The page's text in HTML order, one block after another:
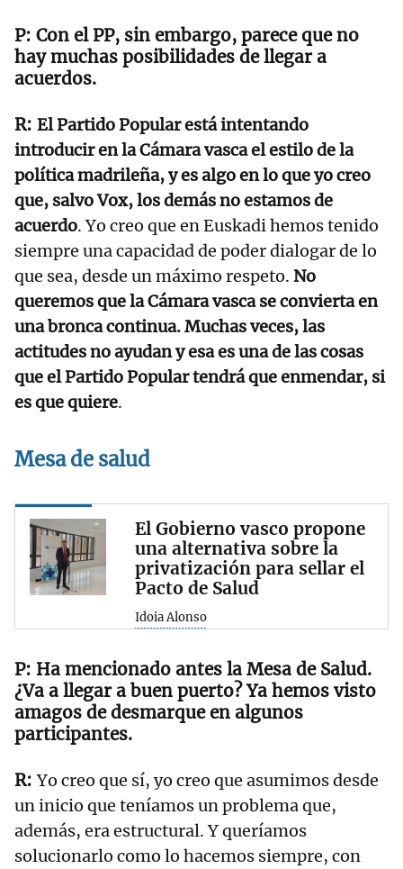
Con el PP, sin embargo, parece que no
hay muchas posibilidades de llegar a
acuerdos.
El Partido Popular está intentando
introducir en la Cámara vasca el estilo de la
política madrileña, y es algo en lo que yo creo
que, salvo Vox, los demás no estamos de
acuerdo. Yo creo que en Euskadi hemos tenido
siempre una capacidad de poder dialogar de lo
que sea, desde un máximo respeto. No
queremos que la Cámara vasca se convierta en
una bronca continua. Muchas veces, las
actitudes no ayudan y esa es una de las cosas
que el Partido Popular tendrá que enmendar, si
es que quiere.
Mesa de salud
El Gobierno vasco propone
una alternativa sobre la
privatización para sellar el
Pacto de Salud
Idoia Alonso
Ha mencionado antes la Mesa de Salud.
¿Va a llegar a buen puerto? Ya hemos visto
amagos de desmarque en algunos
participantes.
Yo creo que sí, yo creo que asumimos desde
un inicio que teníamos un problema que,
además, era estructural. Y queríamos
solucionarlo como lo hacemos siempre, con